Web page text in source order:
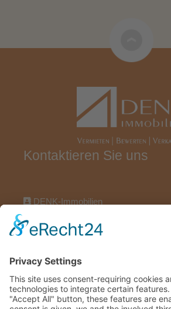
Kontaktieren Sie uns
DENK-Immobilien
09321922696